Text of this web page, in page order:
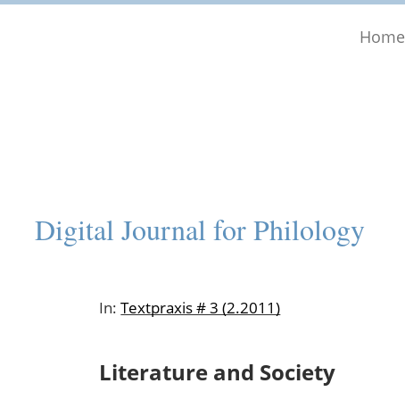
Home
Digital Journal for Philology
In: Textpraxis # 3 (2.2011)
Literature and Society